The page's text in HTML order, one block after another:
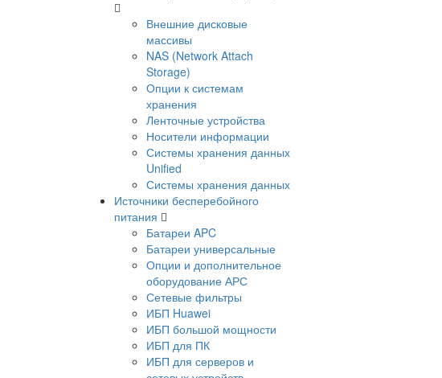
Внешние дисковые
массивы
NAS (Network Attach
Storage)
Опции к системам
хранения
Ленточные устройства
Носители информации
Системы хранения данных
Unified
Системы хранения данных
Источники бесперебойного
питания
Батареи APC
Батареи универсальные
Опции и дополнительное
оборудование АРС
Сетевые фильтры
ИБП Huawei
ИБП большой мощности
ИБП для ПК
ИБП для серверов и